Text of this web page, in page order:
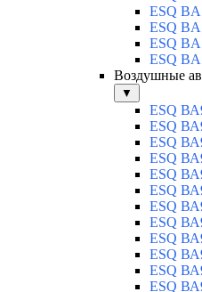
ESQ
ESQ
ESQ
ESQ
Воздушные
▼
ESQ
ESQ
ESQ
ESQ
ESQ
ESQ
ESQ
ESQ
ESQ
ESQ
ESQ
ESQ